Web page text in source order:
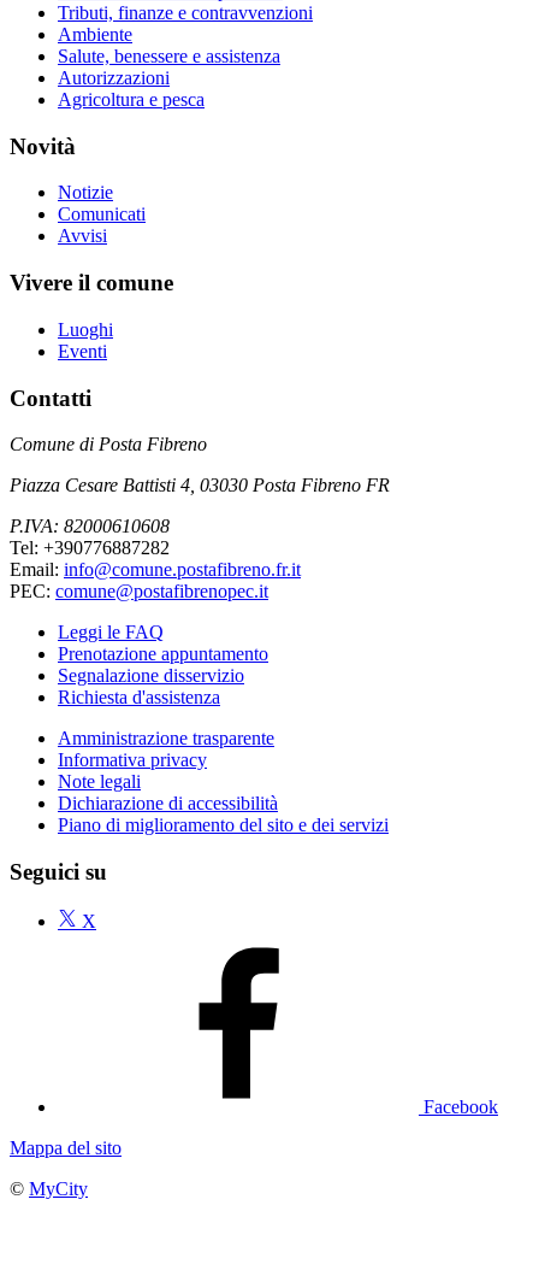
Tributi, finanze e contravvenzioni
Ambiente
Salute, benessere e assistenza
Autorizzazioni
Agricoltura e pesca
Novità
Notizie
Comunicati
Avvisi
Vivere il comune
Luoghi
Eventi
Contatti
Comune di Posta Fibreno
Piazza Cesare Battisti 4, 03030 Posta Fibreno FR
P.IVA: 82000610608
Tel: +390776887282
Email: info@comune.postafibreno.fr.it
PEC: comune@postafibrenopec.it
Leggi le FAQ
Prenotazione appuntamento
Segnalazione disservizio
Richiesta d'assistenza
Amministrazione trasparente
Informativa privacy
Note legali
Dichiarazione di accessibilità
Piano di miglioramento del sito e dei servizi
Seguici su
X
Facebook
Mappa del sito
© MyCity